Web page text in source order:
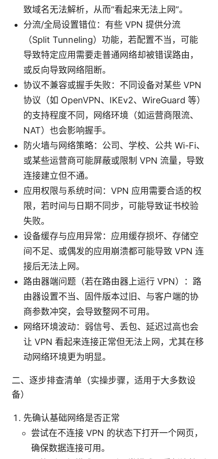
致域名无法解析，从而“看起来无法上网”。
分流/全局设置错位：有些 VPN 提供分流
（Split Tunneling）功能，若配置不当，可能
导致特定应用需要走普通网络却被错误路由，
或反向导致网络阻断。
协议不兼容或握手失败：不同设备对某些 VPN
协议（如 OpenVPN、IKEv2、WireGuard 等）
的支持程度不同，网络环境（如运营商限流、
NAT）也会影响握手。
防火墙与网络策略：公司、学校、公共 Wi-Fi、
或某些运营商可能屏蔽或限制 VPN 流量，导致
连接建立但不通。
应用权限与系统时间：VPN 应用需要合适的权
限，若时间与日期不同步，可能导致证书校验
失败。
设备缓存与应用异常：应用缓存损坏、存储空
间不足、或偶发的应用崩溃都可能导致 VPN 连
接后无法上网。
路由器端问题（若在路由器上运行 VPN）：路
由器设置不当、固件版本过旧、与客户端的协
商参数冲突，会导致整网不可用。
网络环境波动：弱信号、丢包、延迟过高也会
让 VPN 看起来连接正常但无法上网，尤其在移
动网络环境更为明显。
二、逐步排查清单（实操步骤，适用于大多数设
备）
先确认基础网络是否正常
尝试在不连接 VPN 的状态下打开一个网页，
确保数据连接可用。